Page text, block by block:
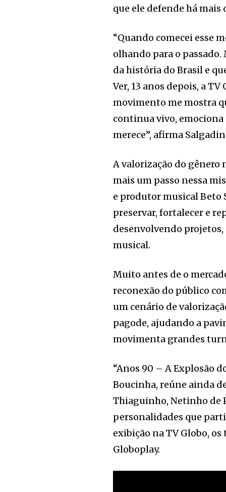
que ele defende há mais
“Quando comecei esse
olhando para o
da história do Brasil e
Ver, 13 anos depois, a
movimento me mostra
continua vivo, emociona
merece”, afirma
A valorização do gênero
mais um passo nessa
e produtor musical Beto
preservar, fortalecer e
desenvolvendo
musical.
Muito antes de o
reconexão do público
um cenário de
pagode, ajudando a
movimenta grandes
“Anos 90 – A Explosão
Boucinha, reúne ainda
Thiaguinho, Netinho de
personalidades que
exibição na TV Globo,
Globoplay.